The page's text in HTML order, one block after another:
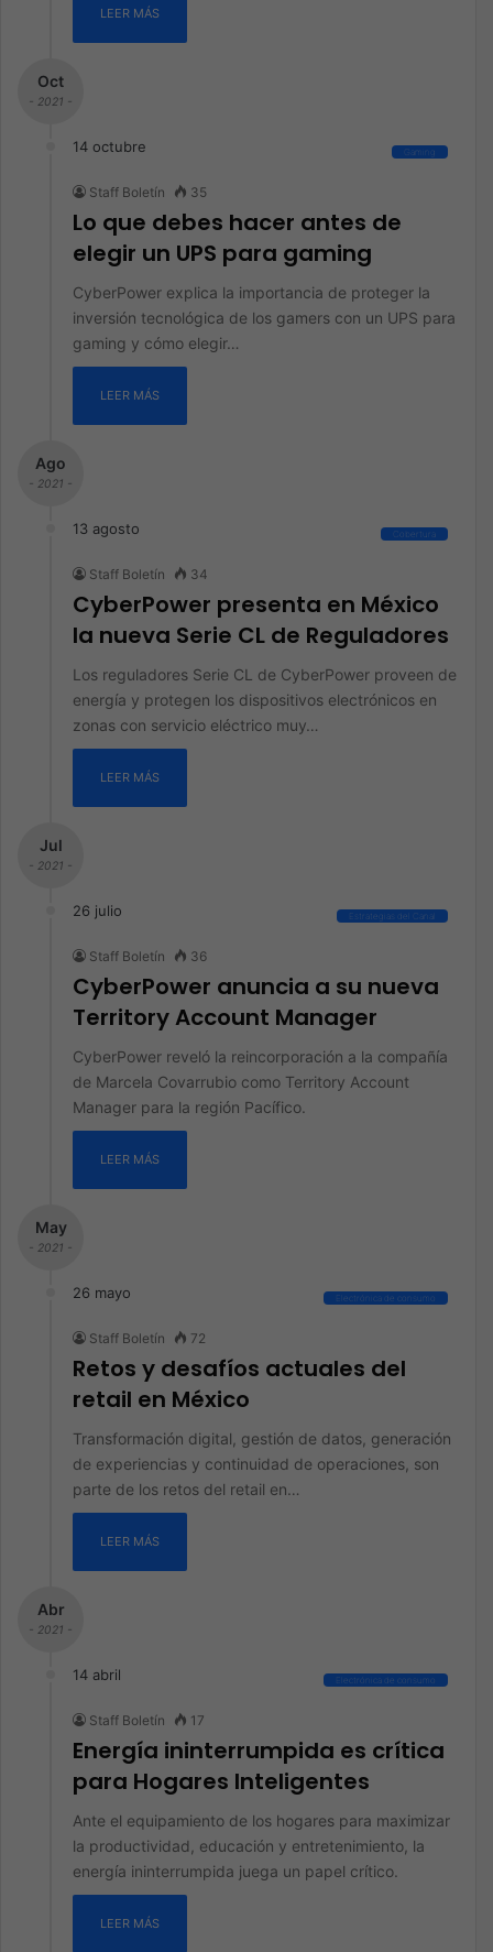
LEER MÁS
Oct
- 2021 -
14 octubre Gaming
Staff Boletín 35
Lo que debes hacer antes de
elegir un UPS para gaming
CyberPower explica la importancia de proteger la
inversión tecnológica de los gamers con un UPS para
gaming y cómo elegir…
LEER MÁS
Ago
- 2021 -
13 agosto Cobertura
Staff Boletín 34
CyberPower presenta en México
la nueva Serie CL de Reguladores
Los reguladores Serie CL de CyberPower proveen de
energía y protegen los dispositivos electrónicos en
zonas con servicio eléctrico muy…
LEER MÁS
Jul
- 2021 -
26 julio Estrategias del Canal
Staff Boletín 36
CyberPower anuncia a su nueva
Territory Account Manager
CyberPower reveló la reincorporación a la compañía
de Marcela Covarrubio como Territory Account
Manager para la región Pacífico.
LEER MÁS
May
- 2021 -
26 mayo Electrónica de consumo
Staff Boletín 72
Retos y desafíos actuales del
retail en México
Transformación digital, gestión de datos, generación
de experiencias y continuidad de operaciones, son
parte de los retos del retail en…
LEER MÁS
Abr
- 2021 -
14 abril Electrónica de consumo
Staff Boletín 17
Energía ininterrumpida es crítica
para Hogares Inteligentes
Ante el equipamiento de los hogares para maximizar
la productividad, educación y entretenimiento, la
energía ininterrumpida juega un papel crítico.
LEER MÁS